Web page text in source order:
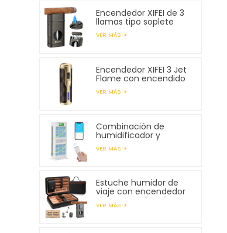
Encendedor XIFEI de 3
llamas tipo soplete
con cortador en V con
resorte
VER MÁS
Encendedor XIFEI 3 Jet
Flame con encendido
electrónico
VER MÁS
Combinación de
humidificador y
purificador de aire XIFEI
VER MÁS
Estuche humidor de
viaje con encendedor
de cigarros 5 en 1,
capacidad para 7
VER MÁS